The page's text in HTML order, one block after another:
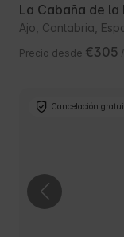
La Cabaña de la
Ajo, Cantabria,
Precio desde €305
Cancelación